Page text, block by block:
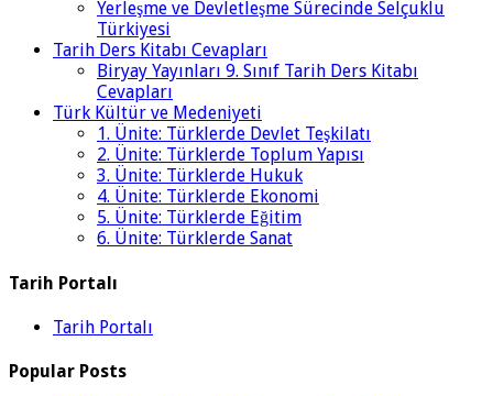
Yerleşme ve Devletleşme Sürecinde Selçuklu
Türkiyesi
Tarih Ders Kitabı Cevapları
Biryay Yayınları 9. Sınıf Tarih Ders Kitabı
Cevapları
Türk Kültür ve Medeniyeti
1. Ünite: Türklerde Devlet Teşkilatı
2. Ünite: Türklerde Toplum Yapısı
3. Ünite: Türklerde Hukuk
4. Ünite: Türklerde Ekonomi
5. Ünite: Türklerde Eğitim
6. Ünite: Türklerde Sanat
Tarih Portalı
Tarih Portalı
Popular Posts